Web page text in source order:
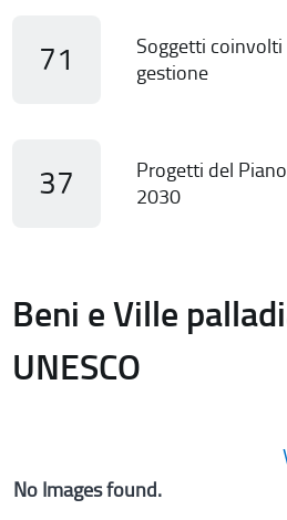
71
Soggetti
gestione
37
Progetti del
2030
Beni e Ville
UNESCO
No Images found.